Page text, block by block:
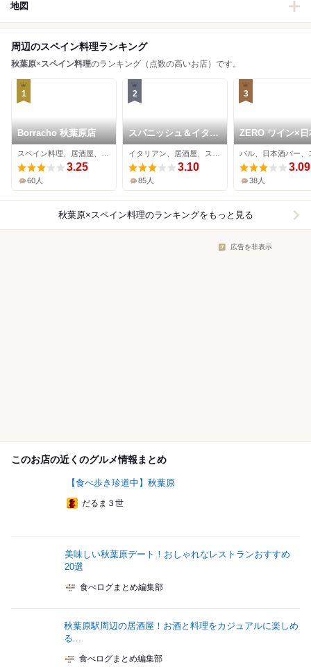
地図
周辺のスペイン料理ランキング
秋葉原×スペイン料理のランキング（点数の高いお店）です。
1
Borracho 秋葉原店
3.25
60人
2
スパニッシュ＆イタリ
アンSATOMI 秋葉原2
号店
3.10
85人
3
ZERO ワイン×日
×バル
3.09
38人
秋葉原×スペイン料理のランキングをもっと見る
広告を非表示
このお店の近くのグルメ情報まとめ
【食べ歩き珍道中】秋葉原
だるま３世
美味しい秋葉原デート！おしゃれなレストランおすすめ
20選
食べログまとめ編集部
秋葉原駅周辺の居酒屋！お酒と料理をカジュアルに楽しめ
る...
食べログまとめ編集部